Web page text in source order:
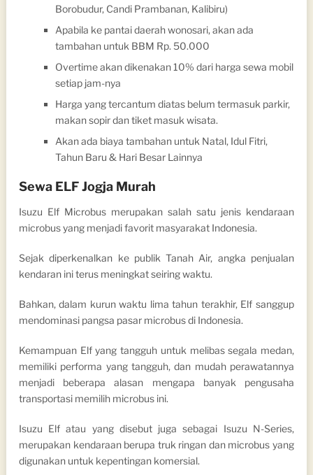
Borobudur, Candi Prambanan, Kalibiru)
Apabila ke pantai daerah wonosari, akan ada
tambahan untuk BBM Rp. 50.000
Overtime akan dikenakan 10% dari harga sewa mobil
setiap jam-nya
Harga yang tercantum diatas belum termasuk parkir,
makan sopir dan tiket masuk wisata.
Akan ada biaya tambahan untuk Natal, Idul Fitri,
Tahun Baru & Hari Besar Lainnya
Sewa ELF Jogja Murah
Isuzu Elf Microbus merupakan salah satu jenis kendaraan
microbus yang menjadi favorit masyarakat Indonesia.
Sejak diperkenalkan ke publik Tanah Air, angka penjualan
kendaran ini terus meningkat seiring waktu.
Bahkan, dalam kurun waktu lima tahun terakhir, Elf sanggup
mendominasi pangsa pasar microbus di Indonesia.
Kemampuan Elf yang tangguh untuk melibas segala medan,
memiliki performa yang tangguh, dan mudah perawatannya
menjadi beberapa alasan mengapa banyak pengusaha
transportasi memilih microbus ini.
Isuzu Elf atau yang disebut juga sebagai Isuzu N-Series,
merupakan kendaraan berupa truk ringan dan microbus yang
digunakan untuk kepentingan komersial.